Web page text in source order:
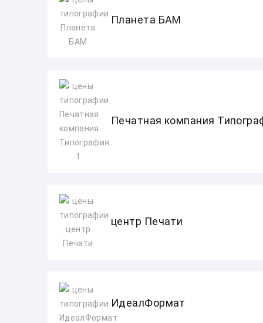
Планета БАМ
Печатная компания
центр Печати
ИдеалФормат